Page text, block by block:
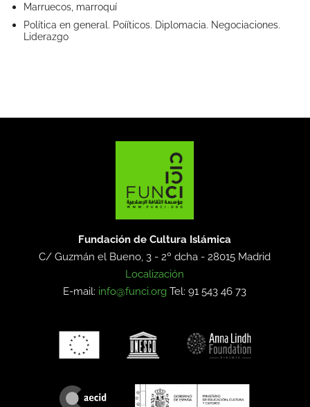
Marruecos, marroquí
Política en general. Poííticos. Diplomacia. Negociaciones.
Liderazgo
Fundación de Cultura Islámica
C/ Guzmán el Bueno, 3 - 2º dcha -28015 Madrid
Localización
E-mail: info@funci.org Tel: 91 543 46 73